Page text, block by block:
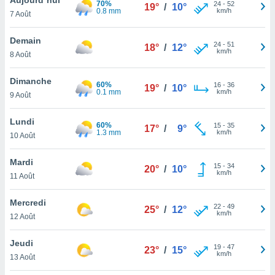
et
»,
au
vous
qu'ils
ou
le
ainsi
un
la
du
7 Août
70%
0.8 mm
19° / 10° 24- 52
km/h
Demain
8 Août
18° / 12° 24- 51
km/h
Dimanche
9 Août
60%
0.1 mm
19° / 10° 16- 36
km/h
Lundi
10 Août
60%
1.3 mm
17° / 9° 15- 35
km/h
Mardi
11 Août
20° / 10° 15- 34
km/h
Mercredi
12 Août
25° / 12° 22- 49
km/h
Jeudi
13 Août
23° / 15° 19- 47
km/h